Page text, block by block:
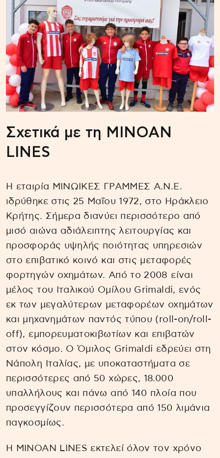
Σχετικά με τη MINOAN
LINES
Η εταιρία ΜΙΝΩΙΚΕΣ ΓΡΑΜΜΕΣ Α.Ν.Ε.
ιδρύθηκε στις 25 Μαΐου 1972, στο Ηράκλειο
Κρήτης. Σήμερα διανύει περισσότερο από
μισό αιώνα αδιάλειπτης λειτουργίας και
προσφοράς υψηλής ποιότητας υπηρεσιών
στο επιβατικό κοινό και στις μεταφορές
φορτηγών οχημάτων. Από το 2008 είναι
μέλος του Ιταλικού Ομίλου Grimaldi, ενός
εκ των μεγαλύτερων μεταφορέων οχημάτων
και μηχανημάτων παντός τύπου (roll-on/roll-
off), εμπορευματοκιβωτίων και επιβατών
στον κόσμο. Ο Όμιλος Grimaldi εδρεύει στη
Νάπολη Ιταλίας, με υποκαταστήματα σε
περισσότερες από 50 χώρες, 18.000
υπαλλήλους και πάνω από 140 πλοία που
προσεγγίζουν περισσότερα από 150 λιμάνια
παγκοσμίως.
Η MINOAN LINES εκτελεί όλον τον χρόνο